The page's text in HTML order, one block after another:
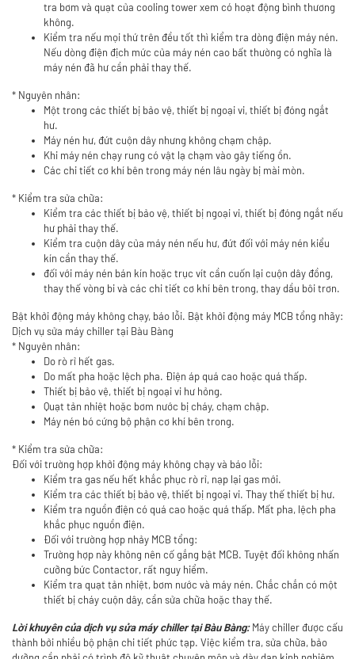
tra bơm và quạt của cooling tower xem có hoạt động bình thương
không.
Kiểm tra nếu mọi thứ trên đều tốt thì kiểm tra dòng điện máy nén.
Nếu dòng điện địch mức của máy nén cao bất thường có nghĩa là
máy nén đã hư cần phải thay thế.
* Nguyên nhân:
Một trong các thiết bị bảo vệ, thiết bị ngoại vi, thiết bị đóng ngắt
hư.
Máy nén hư, đứt cuộn dây nhưng không chạm chập.
Khi máy nén chạy rung có vật lạ chạm vào gây tiếng ồn.
Các chi tiết cơ khí bên trong máy nén lâu ngày bị mài mòn.
* Kiểm tra sửa chữa:
Kiểm tra các thiết bị bảo vệ, thiết bị ngoại vi, thiết bị đóng ngắt nếu
hư phải thay thế.
Kiểm tra cuộn dây của máy nén nếu hư, đứt đối với máy nén kiểu
kín cần thay thế.
đối với máy nén bán kín hoặc trục vít cần cuốn lại cuộn dây đồng,
thay thế vòng bi và các chi tiết cơ khí bên trong, thay dầu bôi trơn.
Bật khởi động máy không chạy, báo lỗi. Bật khởi động máy MCB tổng nhãy:
Dịch vụ sửa máy chiller tại Bàu Bàng
* Nguyên nhân:
Do rò rỉ hết gas.
Do mất pha hoặc lệch pha. Điện áp quá cao hoặc quá thấp.
Thiết bị bảo vệ, thiết bị ngoại vi hư hỏng.
Quạt tản nhiệt hoặc bơm nước bị cháy, chạm chập.
Máy nén bó cứng bộ phận cơ khí bên trong.
* Kiểm tra sửa chữa:
Đối với trường hợp khởi động máy không chạy và báo lỗi:
Kiểm tra gas nếu hết khắc phục rò rỉ, nạp lại gas mới.
Kiểm tra các thiết bị bảo vệ, thiết bị ngoại vi. Thay thế thiết bị hư.
Kiểm tra nguồn điện có quá cao hoặc quá thấp. Mất pha, lệch pha
khắc phục nguồn điện.
Đối với trường hợp nhảy MCB tổng:
Trường hợp này không nên cố gắng bật MCB. Tuyệt đối không nhấn
cưỡng bức Contactor, rất nguy hiểm.
Kiểm tra quạt tản nhiệt, bơm nước và máy nén. Chắc chắn có một
thiết bị cháy cuộn dây, cần sửa chữa hoặc thay thế.
Lời khuyên của dịch vụ sửa máy chiller tại Bàu Bàng: Máy chiller được cấu
thành bởi nhiều bộ phận chi tiết phức tạp. Việc kiểm tra, sửa chữa, bảo